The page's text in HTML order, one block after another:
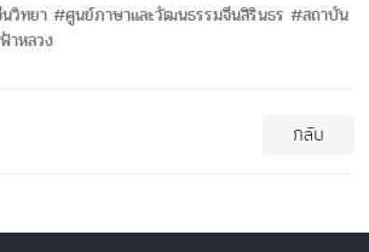
วิทยา #ศูนย์ภาษาและวัฒนธรรมจีนสิรินธร #สถาบัน
าหลวง
กลับ